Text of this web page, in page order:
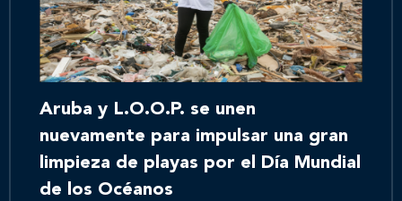
Aruba y L.O.O.P. se unen
nuevamente para impulsar una gran
limpieza de playas por el Día Mundial
de los Océanos